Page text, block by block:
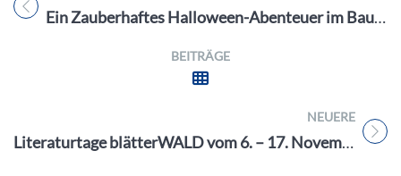
Titel für Beitrag
Ein Zauberhaftes Halloween-Abenteuer im Baumwipfelpfad Steigerwald!
BEITRÄGE
NEUERE
Titel für Beitrag
Literaturtage blätterWALD vom 6. – 17. November 23 im Forchheimer Land